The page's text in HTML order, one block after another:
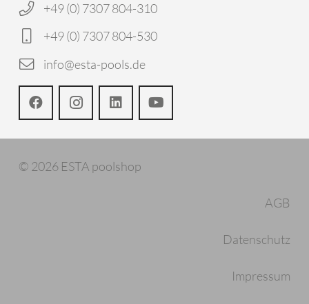
+49 (0) 7307 804-310
+49 (0) 7307 804-530
info@esta-pools.de
© 2026 ESTA poolshop
AGB
Datenschutz
Impressum